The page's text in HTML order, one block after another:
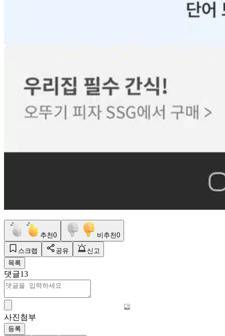
추천0 비추천0
스크랩 공유
신고
목록
댓글13
사진첨부
등록